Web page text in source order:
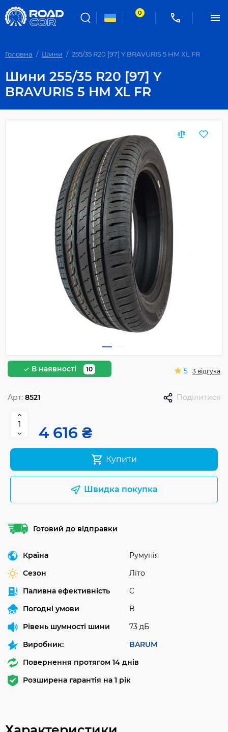
0
Головна Шини 255/35 R20 [97] Y BRAVURIS 5 HM XL FR
Шини 255/35 R20 [97] Y
BRAVURIS 5 HM XL FR
В наявності 10 5 3 відгука
Арт: 8521 Поділитися
4 616 ₴
Купити
Швидка покупка
Готовий до відправки
Країна
Румунія
Сезон
Літо
Паливна ефективність
C
Погодні умови
B
Рівень шумності шини
73 дБ
Виробник:
BARUM
Повернення протягом 14 днів
Розширена гарантія на 1 рік